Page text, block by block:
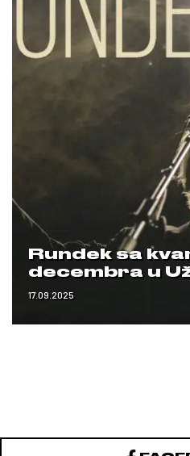
Rundek sa
decembra u
17.09.2025